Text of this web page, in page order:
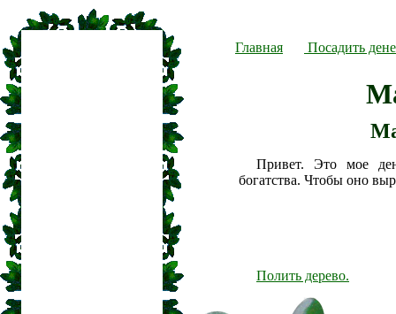
Главная Посадить
Привет. Это мое
богатства. Чтобы оно
Полить дерево.